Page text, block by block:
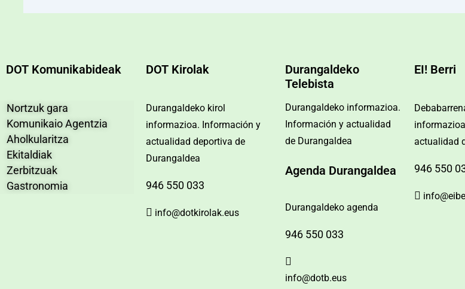
DOT Komunikabideak
Nortzuk gara
Komunikaio Agentzia
Aholkularitza
Ekitaldiak
Zerbitzuak
Gastronomia
DOT Kirolak
Durangaldeko kirol
informazioa. Información y
actualidad deportiva de
Durangaldea
946 550 033
info@dotkirolak.eus
Durangaldeko
Telebista
Durangaldeko informazioa.
Información y actualidad
de Durangaldea
Agenda Durangaldea
Durangaldeko agenda
946 550 033
info@dotb.eus
EI! Berri
actualidad
946 550